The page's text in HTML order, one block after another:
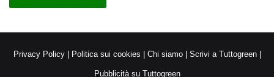
Privacy Policy| Politica sui cookies Chi siamo| Scrivi a Tuttogreen|
Pubblicità su Tuttogreen